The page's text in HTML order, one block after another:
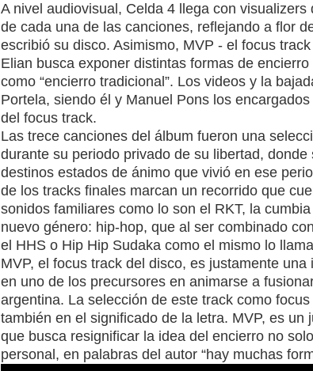
A nivel audiovisual, Celda 4 llega con
de cada una de las canciones, reflejando a flor
escribió su disco. Asimismo, MVP - el focus
Elian busca exponer distintas formas de
como “encierro tradicional”. Los videos y la
Portela, siendo él y Manuel Pons los
del focus track.
Las trece canciones del álbum fueron una
durante su periodo privado de su libertad,
destinos estados de ánimo que vivió en ese
de los tracks finales marcan un recorrido que
sonidos familiares como lo son el RKT, la
nuevo género: hip-hop, que al ser combinado
el HHS o Hip Hip Sudaka como el mismo lo
MVP, el focus track del disco, es justamente
en uno de los precursores en animarse a
argentina. La selección de este track como
también en el significado de la letra. MVP, es un
que busca resignificar la idea del encierro no
personal, en palabras del autor “hay muchas